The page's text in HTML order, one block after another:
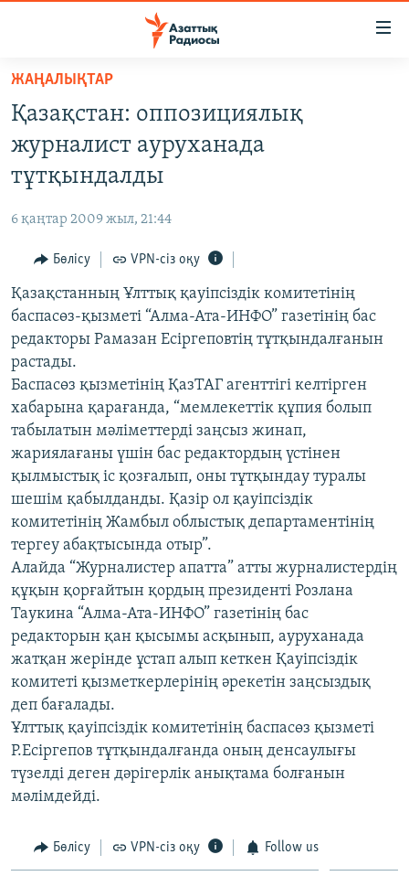
Skip
main
content
Skip
main
Navigation
Search
САЯСАТ
AZATTYQTV
АДАМ ҚҰҚЫҚТАРЫ
ӘЛЕУМЕТ
ӘЛЕМ
АРНАЙЫ ЖОБАЛАР
Русский
ЖАЗЫЛЫҢЫЗ
Басқа тілдерде
ЖАҢАЛЫҚТАР
Қазақстан: оппозициялық
журналист ауруханада
тұтқындалды
6 қаңтар 2009 жыл, 21:44
Бөлісу VPN-сіз оқу
Қазақстанның Ұлттық қауіпсіздік комитетінің
баспасөз-қызметі “Алма-Ата-ИНФО” газетінің бас
редакторы Рамазан Есіргеповтің тұтқындалғанын
растады.
Баспасөз қызметінің ҚазТАГ агенттігі келтірген
хабарына қарағанда, “мемлекеттік құпия болып
табылатын мәліметтерді заңсыз жинап,
жариялағаны үшін бас редактордың үстінен
қылмыстық іс қозғалып, оны тұтқындау туралы
шешім қабылданды. Қазір ол қауіпсіздік
комитетінің Жамбыл облыстық департаментінің
тергеу абақтысында отыр”.
Алайда “Журналистер апатта” атты журналистердің
құқын қорғайтын қордың президенті Розлана
Таукина “Алма-Ата-ИНФО” газетінің бас
редакторын қан қысымы асқынып, ауруханада
жатқан жерінде ұстап алып кеткен Қауіпсіздік
комитеті қызметкерлерінің әрекетін заңсыздық
деп бағалады.
Ұлттық қауіпсіздік комитетінің баспасөз қызметі
Р.Есіргепов тұтқындалғанда оның денсаулығы
түзелді деген дәрігерлік анықтама болғанын
мәлімдейді.
Бөлісу VPN-сіз оқу Follow us